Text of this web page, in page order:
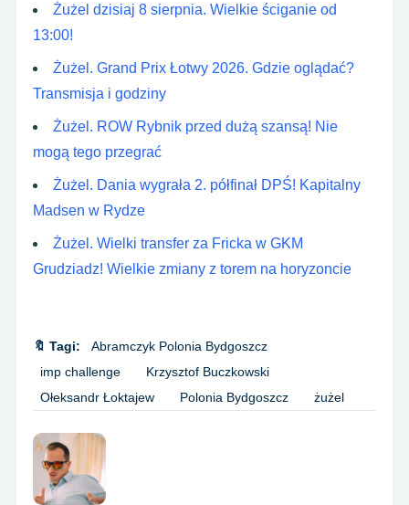
Żużel dzisiaj 8 sierpnia. Wielkie ściganie od
13:00!
Żużel. Grand Prix Łotwy 2026. Gdzie oglądać?
Transmisja i godziny
Żużel. ROW Rybnik przed dużą szansą! Nie
mogą tego przegrać
Żużel. Dania wygrała 2. półfinał DPŚ! Kapitalny
Madsen w Rydze
Żużel. Wielki transfer za Fricka w GKM
Grudziadz! Wielkie zmiany z torem na horyzoncie
🔖 Tagi:
Abramczyk Polonia Bydgoszcz
imp challenge
Krzysztof Buczkowski
Ołeksandr Łoktajew
Polonia Bydgoszcz żużel